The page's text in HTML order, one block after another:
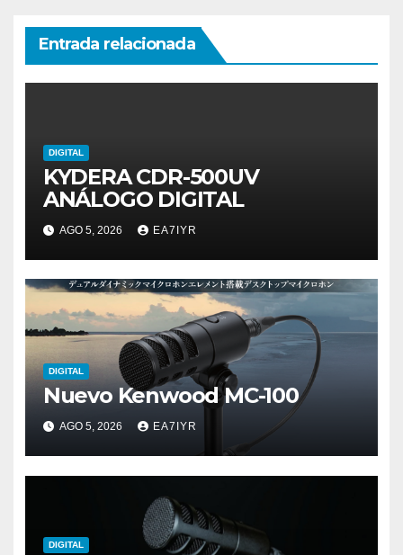
Entrada relacionada
DIGITAL
KYDERA CDR-500UV
ANÁLOGO DIGITAL
AGO 5, 2026 EA7IYR
DIGITAL
Nuevo Kenwood MC-100
AGO 5, 2026 EA7IYR
DIGITAL